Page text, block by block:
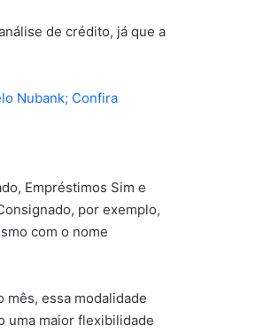
de crédito, já que a
Nubank; Confira
Empréstimos Sim e
por exemplo,
com o nome
mês, essa modalidade
uma maior flexibilidade